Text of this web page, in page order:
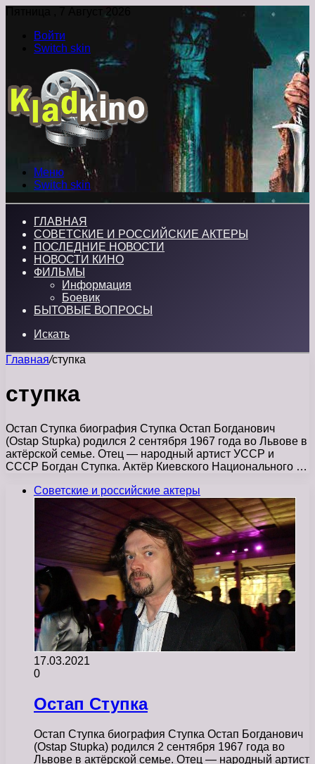
Пятница , 7 Август 2026
Войти
Switch skin
Меню
Switch skin
ГЛАВНАЯ
СОВЕТСКИЕ И РОССИЙСКИЕ АКТЕРЫ
ПОСЛЕДНИЕ НОВОСТИ
НОВОСТИ КИНО
ФИЛЬМЫ
Информация
Боевик
БЫТОВЫЕ ВОПРОСЫ
Искать
Главная/ступка
ступка
Остап Ступка биография Ступка Остап Богданович
(Ostap Stupka) родился 2 сентября 1967 года во Львове в
актёрской семье. Отец — народный артист УССР и
СССР Богдан Ступка. Актёр Киевского Национального …
Советские и российские актеры
17.03.2021
0
Остап Ступка
Остап Ступка биография Ступка Остап Богданович
(Ostap Stupka) родился 2 сентября 1967 года во
Львове в актёрской семье. Отец — народный артист